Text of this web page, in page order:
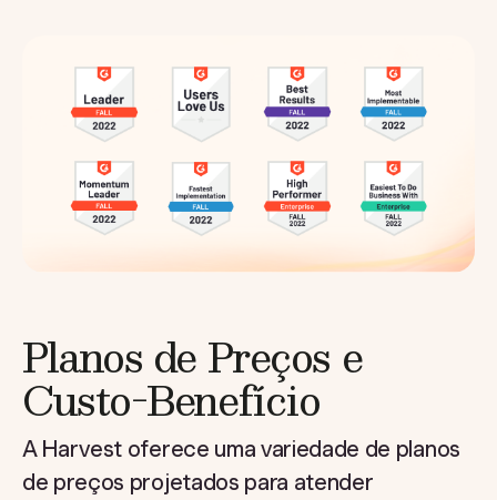
Planos de Preços e
Custo-Benefício
A Harvest oferece uma variedade de planos
de preços projetados para atender